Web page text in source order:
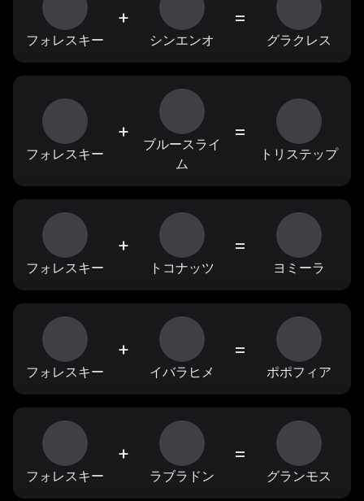
フォレスキー
+
シンエンオ
=
グラクレス
フォレスキー
+
ブルースライ
ム
=
トリステップ
フォレスキー
+
トコナッツ
=
ヨミーラ
フォレスキー
+
イバラヒメ
=
ポポフィア
フォレスキー
+
ラブラドン
=
グランモス